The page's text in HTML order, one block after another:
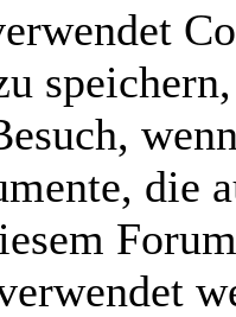
die